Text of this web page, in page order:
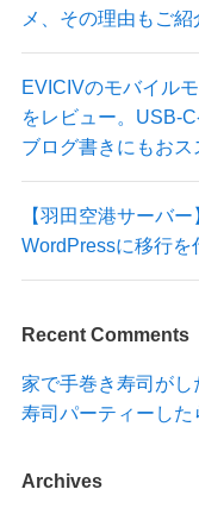
メ、その理由もご紹
EVICIVのモバイル
をレビュー。USB-
ブログ書きにもおス
【羽田空港サーバ
WordPressに移行を
Recent Comments
家で手巻き寿司がし
寿司パーティーした
Archives